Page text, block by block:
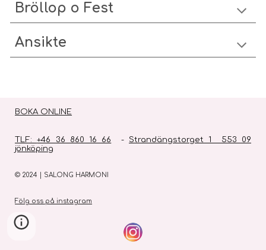
Bröllop o Fest
Ansikte
BOKA ONLINE
TLF:+46 36 860 16 66 - Strandängstorget 1 553 09
jönköping
© 2024 | SALONG HARMONI
Fölg oss på instagram